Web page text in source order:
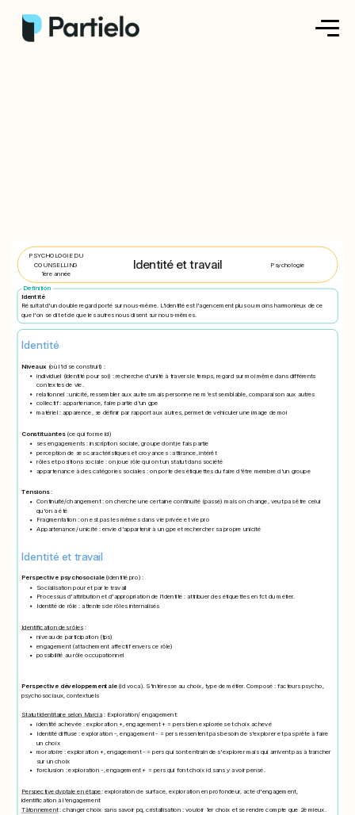
S'inscrire
PSYCHOLOGIE DU
COUNSELLING
1ère année
Identité et travail Psychologie
Definition
Identité
Résultat d'un double regard porté sur nous-même. L'identité est l'agencement plus ou moins harmonieux de ce
que l'on se dit et de que les autres nous disent sur nous-mêmes.
Identité
Niveaux (où l'id se construit) :
individuel (identité pour soi) : recherche d'unité à travers le temps, regard sur moi même dans différents
contextes de vie.
relationnel : unicité, ressembler aux autres mais personne ne m'est semblable, comparaison aux autres
collectif: appartenance, faire partie d'un gpe
matériel: apparence, se définir par rapport aux autres, permet de véhiculer une image de moi
Constituantes(ce qui forme id)
ses engagements : inscription sociale, groupe dont je fais partie
perception de ses caractéristiques et croyances: attirance, intérêt
rôles et positions sociale : on joue rôle qui ont un statut dans société
appartenance à des catégories sociales : on porte des étiquettes du faire d'être membre d'un groupe
Tensions:
Continuité/changement: on cherche une certaine continuité (passé) mais on change, veut pas être celui
qu'on a été
Fragmentation : on est pas les mêmes dans vie privée et vie pro
Appartenance/ unicité: envie d'appartenir à un gpe et rechercher sa propre unicité
Identité et travail
Perspective psychosociale(identité pro) :
Socialisation pour et par le travail
Processus d'attribution et d'appropriation de l'identité : attribuer des étiquettes en fct du métier.
Identité de rôle : attentes de rôles internalisés
Identification des rôles :
niveau de participation (tps)
engagement (attachement affectif envers ce rôle)
possibilité au rôle occupationnel
Perspective développementale (id voca). S'intéresse au choix, type de métier. Composé : facteurs psycho,
psychosociaux, contextuels
Statut identitaire selon Marcia : Exploration/ engagement:
identité achevée : exploration +, engagement + = pers bien explorées et choix achevé
Identité diffuse : exploration -, engagement - = pers ressentent pas besoin de s'explorer et pas prête à faire
un choix
moratoire : exploration +, engagement - = pers qui sont entrain de s'explorer mais qui arrivent pas à trancher
sur un choix
forclusion : exploration -, engagement + = pers qui font choix id sans y avoir pensé.
Perspective dvptale en étape: exploration de surface, exploration en profondeur, acte d'engagement,
identification à l'engagement
Tâtonnement: changer choix sans savoir pq, cristallisation : vouloir 1er choix et se rendre compte que 2è mieux.